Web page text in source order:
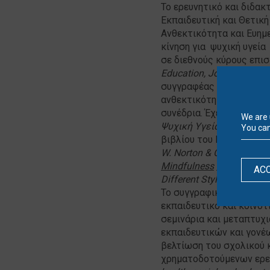
Το ερευνητικό και
Εκπαιδευτική και
Ανθεκτικότητα και
κίνηση για ψυχική
σε διεθνούς κύρους
Education, Journal of
συγγραφέας σε
ανθεκτικότητα στην
συνέδρια. Έχει δε τη
Ψυχική Υγεία Παιδιών
βιβλίου του
W. Norton & Company
Mindfulness
Different Styles in Greek
Το συγγραφικό και
εκπαιδευτικό και
σεμινάρια και
εκπαιδευτικών και
βελτίωση του
χρηματοδοτούμενων
We are
You